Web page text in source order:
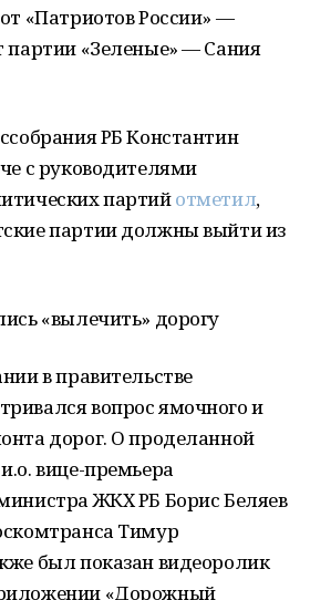
«Патриотов России» —
партии «Зеленые» — Сания
РБ Константин
с руководителями
партийотметил,
партии должны выйти из
«вылечить» дорогу
в правительстве
вопрос ямочного и
дорог. О проделанной
вице-премьера
ЖКХ РБ Борис Беляев
Тимур
был показан видеоролик
«Дорожный